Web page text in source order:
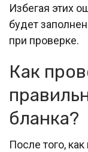
Избегая этих
будет
при проверке.
Как
бланка?
После того,